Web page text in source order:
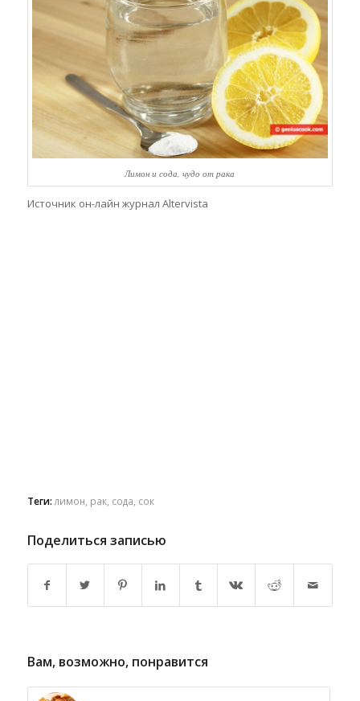
Лимон и сода, чудо от рака
Источник он-лайн журнал Altervista
Теги: лимон, рак, сода, сок
Поделиться записью
Вам, возможно, понравится